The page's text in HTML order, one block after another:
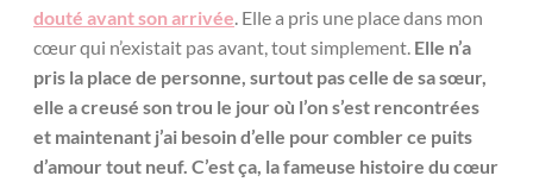
douté avant son arrivée . Elle a pris une place dans mon
cœur qui n’existait pas avant, tout simplement. Elle n’a
pris la place de personne, surtout pas celle de sa sœur,
elle a creusé son trou le jour où l’on s’est rencontrées
et maintenant j’ai besoin d’elle pour combler ce puits
d’amour tout neuf. C’est ça, la fameuse histoire du cœur